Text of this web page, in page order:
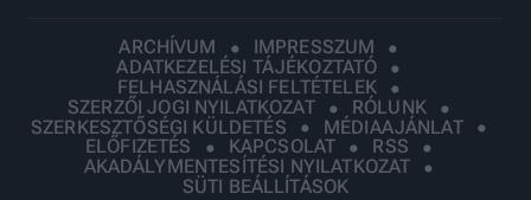
ARCHÍVUM
IMPRESSZUM
ADATKEZELÉSI TÁJÉKOZTATÓ
FELHASZNÁLÁSI FELTÉTELEK
SZERZŐI JOGI NYILATKOZAT
RÓLUNK
SZERKESZTŐSÉGI KÜLDETÉS
MÉDIAAJÁNLAT
ELŐFIZETÉS
KAPCSOLAT
RSS
AKADÁLYMENTESÍTÉSI NYILATKOZAT
SÜTI BEÁLLÍTÁSOK